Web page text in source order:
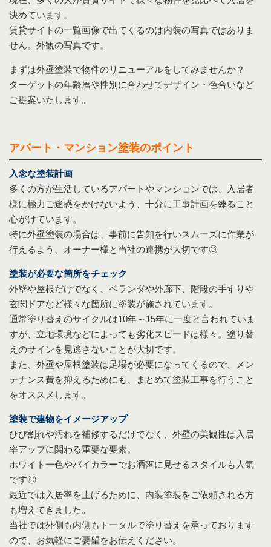
決めています。
賃貸サイトの一覧画像で出てくるのは内装の写真ではありま
せん。外観の写真です。
まずは外壁塗装で物件のリニューアルをしてみませんか？
ターゲットの年齢層や性別に合わせてデザイン・色合いなど
ご提案いたします。
アパート・マンション塗装のポイント
入念な塗装計画
多くの方が生活しているアパートやマンションでは、入居者
様に極力ご迷惑をかけないよう、十分に工事計画を練ること
心がけています。
特に外壁塗装の場合は、事前に告知を行いスムーズに作業が
行えるよう、オーナー様と当社の連携が大切です◎
塗装が必要な箇所をチェック
外壁や屋根だけでなく、ベランダや外廊下、階段の手すりや
玄関ドアなど様々な箇所に塗装が施されています。
通常塗り替えのサイクルは10年～15年に一度と言われていま
すが、立地環境などによっても劣化スピードは様々。塗り替
えのサインを見逃さないことが大切です。
また、外壁や屋根塗装は足場が必要になってくるので、メン
テナンス費を抑えるためにも、まとめて塗装工事を行うこと
をオススメします。
塗装で建物をイメージアップ
ひび割れや汚れを補修するだけでなく、外壁の美観性は入居
率アップに関わる重要な要素。
ホワイト一色やバイカラーでお洒落に見せるスタイルも人気
です◎
最近では入居率を上げるために、内装塗装をご依頼される方
も増えてきました。
当社では外側も内側もトータルで塗り替えを承っております
ので、お気軽にご要望をお伝えください。